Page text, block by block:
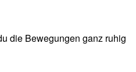
die Bewegungen ganz ruhig